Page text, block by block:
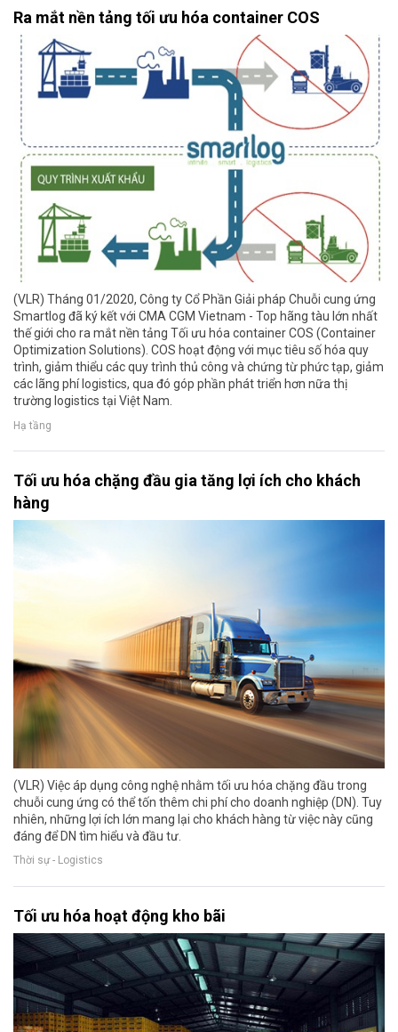
Ra mắt nền tảng tối ưu hóa container COS
(VLR) Tháng 01/2020, Công ty Cổ Phần Giải pháp Chuỗi cung ứng
Smartlog đã ký kết với CMA CGM Vietnam - Top hãng tàu lớn nhất
thế giới cho ra mắt nền tảng Tối ưu hóa container COS (Container
Optimization Solutions). COS hoạt động với mục tiêu số hóa quy
trình, giảm thiểu các quy trình thủ công và chứng từ phức tạp, giảm
các lãng phí logistics, qua đó góp phần phát triển hơn nữa thị
trường logistics tại Việt Nam.
Hạ tầng
Tối ưu hóa chặng đầu gia tăng lợi ích cho khách
hàng
(VLR) Việc áp dụng công nghệ nhằm tối ưu hóa chặng đầu trong
chuỗi cung ứng có thể tốn thêm chi phí cho doanh nghiệp (DN). Tuy
nhiên, những lợi ích lớn mang lại cho khách hàng từ việc này cũng
đáng để DN tìm hiểu và đầu tư.
Thời sự - Logistics
Tối ưu hóa hoạt động kho bãi